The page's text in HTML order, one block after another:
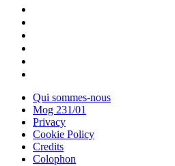
Qui sommes-nous
Mog 231/01
Privacy
Cookie Policy
Credits
Colophon